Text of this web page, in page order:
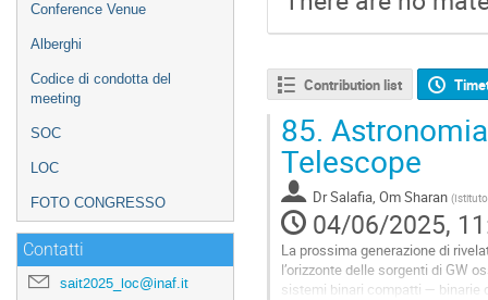
Conference Venue
Alberghi
Codice di condotta del
meeting
SOC
LOC
FOTO CONGRESSO
Contatti
sait2025_loc@inaf.it
Contribution list
85.
Telescope
DrSalafia, Om Sharan (
04/06/2025,
La prossima generazione di
l’orizzonte delle sorgenti di GW
sistemi binari compatti — binarie